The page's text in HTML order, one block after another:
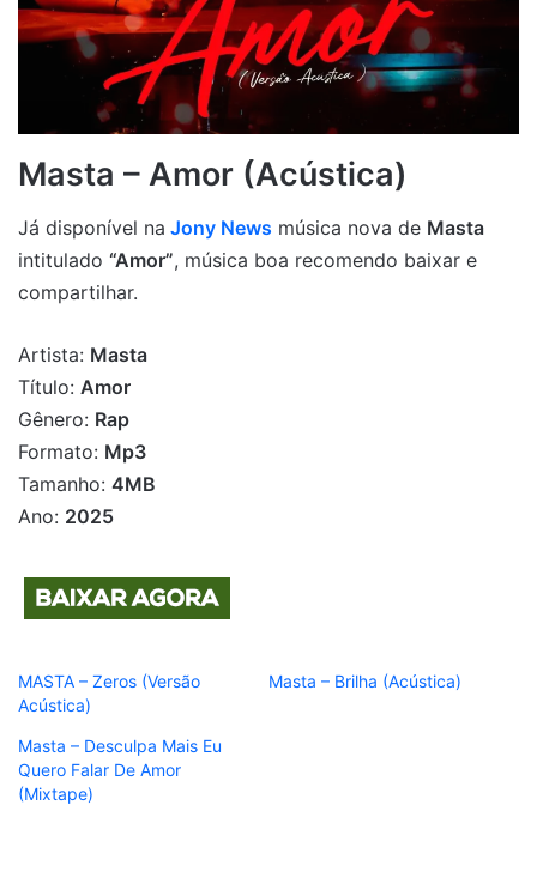
Masta – Amor (Acústica)
Já disponível na Jony News música nova de Masta
intitulado “Amor”, música boa recomendo baixar e
compartilhar.
Artista: Masta
Título: Amor
Gênero: Rap
Formato: Mp3
Tamanho: 4MB
Ano: 2025
MASTA – Zeros (Versão
Acústica)
Masta – Brilha (Acústica)
Masta – Desculpa Mais Eu
Quero Falar De Amor
(Mixtape)